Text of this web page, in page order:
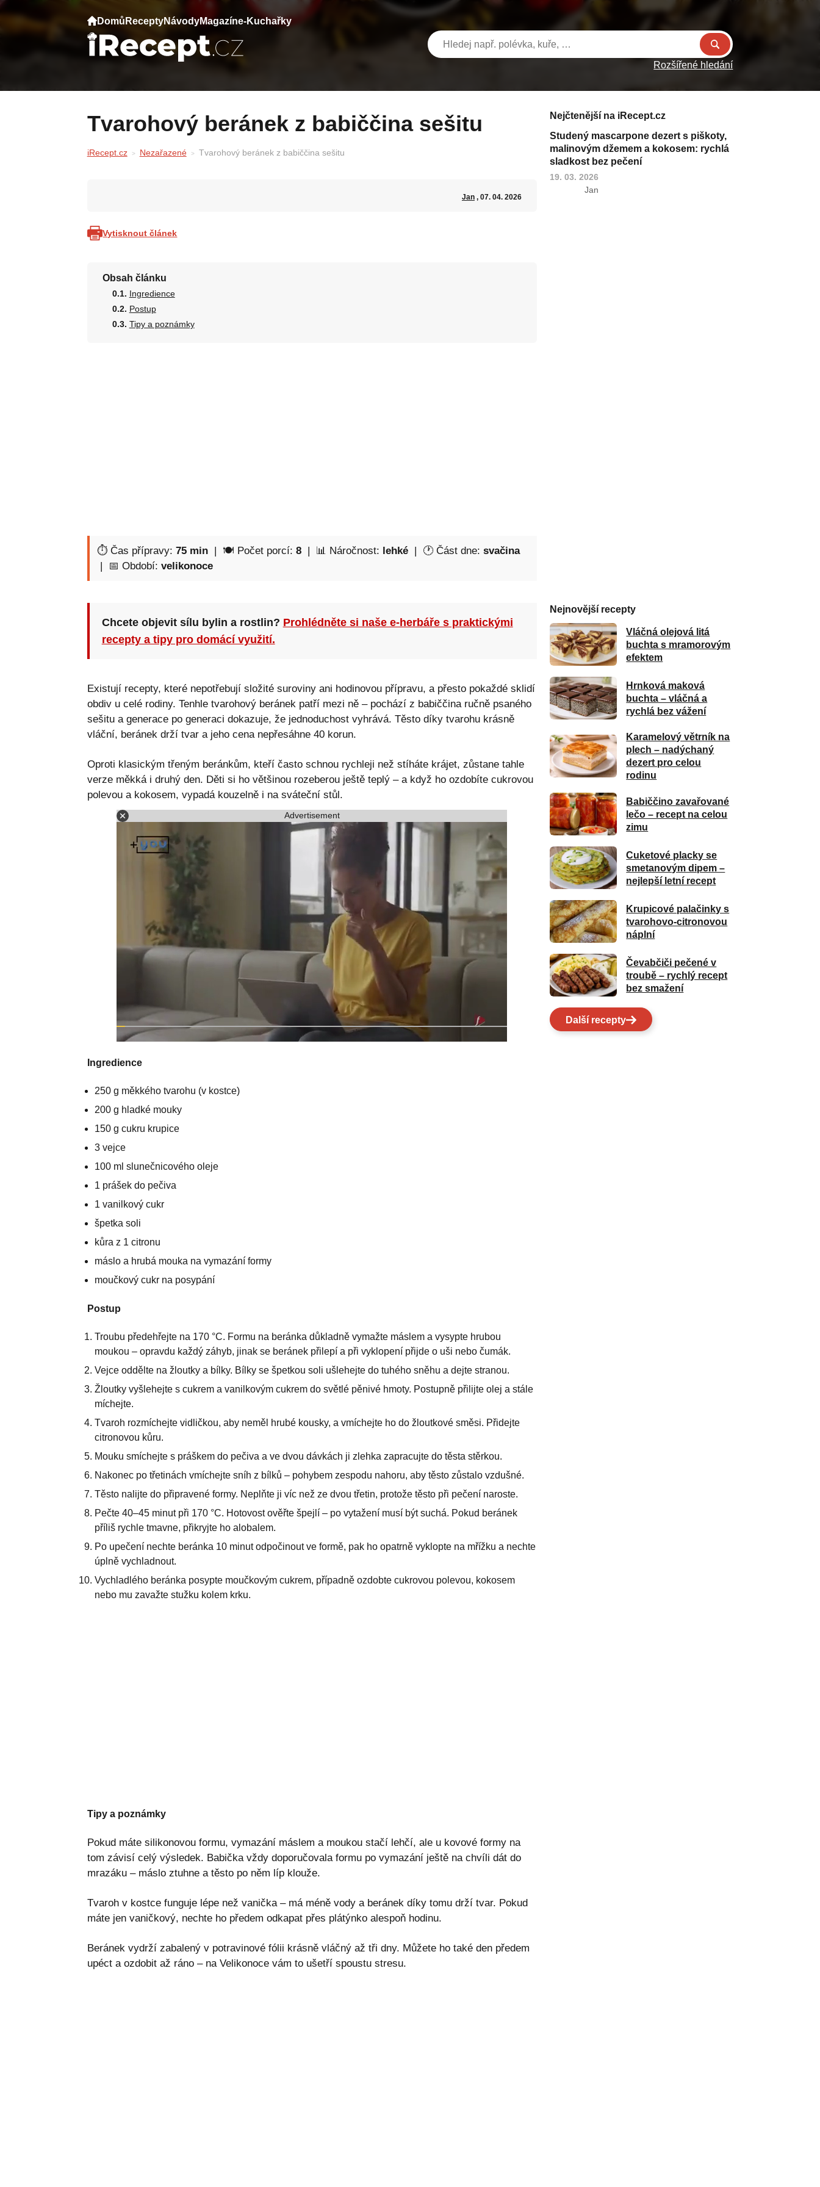
Domů ReceptyNávodyMagazíne-Kuchařky
Rozšířené hledání
Tvarohový beránek z babiččina sešitu
iRecept.cz Nezařazené Tvarohový beránek z babiččina sešitu
Jan, 07. 04. 2026
Vytisknout článek
Obsah článku
Ingredience
Postup
Tipy a poznámky
⏱ Čas přípravy: 75 min| 🍽 Počet porcí: 8| 📊 Náročnost: lehké| 🕐 Část dne: svačina
| 📅 Období: velikonoce
Chcete objevit sílu bylin a rostlin? Prohlédněte si naše e-herbáře s praktickými
recepty a tipy pro domácí využití.
Existují recepty, které nepotřebují složité suroviny ani hodinovou přípravu, a přesto pokaždé sklidí
obdiv u celé rodiny. Tenhle tvarohový beránek patří mezi ně – pochází z babiččina ručně psaného
sešitu a generace po generaci dokazuje, že jednoduchost vyhrává. Těsto díky tvarohu krásně
vláční, beránek drží tvar a jeho cena nepřesáhne 40 korun.
Oproti klasickým třeným beránkům, kteří často schnou rychleji než stíháte krájet, zůstane tahle
verze měkká i druhý den. Děti si ho většinou rozeberou ještě teplý – a když ho ozdobíte cukrovou
polevou a kokosem, vypadá kouzelně i na sváteční stůl.
Advertisement
Ingredience
250 g měkkého tvarohu (v kostce)
200 g hladké mouky
150 g cukru krupice
3 vejce
100 ml slunečnicového oleje
1 prášek do pečiva
1 vanilkový cukr
špetka soli
kůra z 1 citronu
máslo a hrubá mouka na vymazání formy
moučkový cukr na posypání
Postup
Troubu předehřejte na 170 °C. Formu na beránka důkladně vymažte máslem a vysypte hrubou
moukou – opravdu každý záhyb, jinak se beránek přilepí a při vyklopení přijde o uši nebo čumák.
Vejce oddělte na žloutky a bílky. Bílky se špetkou soli ušlehejte do tuhého sněhu a dejte stranou.
Žloutky vyšlehejte s cukrem a vanilkovým cukrem do světlé pěnivé hmoty. Postupně přilijte olej a stále
míchejte.
Tvaroh rozmíchejte vidličkou, aby neměl hrubé kousky, a vmíchejte ho do žloutkové směsi. Přidejte
citronovou kůru.
Mouku smíchejte s práškem do pečiva a ve dvou dávkách ji zlehka zapracujte do těsta stěrkou.
Nakonec po třetinách vmíchejte sníh z bílků – pohybem zespodu nahoru, aby těsto zůstalo vzdušné.
Těsto nalijte do připravené formy. Neplňte ji víc než ze dvou třetin, protože těsto při pečení naroste.
Pečte 40–45 minut při 170 °C. Hotovost ověřte špejlí – po vytažení musí být suchá. Pokud beránek
příliš rychle tmavne, přikryjte ho alobalem.
Po upečení nechte beránka 10 minut odpočinout ve formě, pak ho opatrně vyklopte na mřížku a nechte
úplně vychladnout.
Vychladlého beránka posypte moučkovým cukrem, případně ozdobte cukrovou polevou, kokosem
nebo mu zavažte stužku kolem krku.
Tipy a poznámky
Pokud máte silikonovou formu, vymazání máslem a moukou stačí lehčí, ale u kovové formy na
tom závisí celý výsledek. Babička vždy doporučovala formu po vymazání ještě na chvíli dát do
mrazáku – máslo ztuhne a těsto po něm líp klouže.
Tvaroh v kostce funguje lépe než vanička – má méně vody a beránek díky tomu drží tvar. Pokud
máte jen vaničkový, nechte ho předem odkapat přes plátýnko alespoň hodinu.
Beránek vydrží zabalený v potravinové fólii krásně vláčný až tři dny. Můžete ho také den předem
upéct a ozdobit až ráno – na Velikonoce vám to ušetří spoustu stresu.
Nejčtenější na iRecept.cz
Studený mascarpone dezert s piškoty,
malinovým džemem a kokosem: rychlá
sladkost bez pečení
19. 03. 2026
Jan
Nejnovější recepty
Vláčná olejová litá
buchta s mramorovým
efektem
Hrnková maková
buchta – vláčná a
rychlá bez vážení
Karamelový větrník na
plech – nadýchaný
dezert pro celou
rodinu
Babiččino zavařované
lečo – recept na celou
zimu
Cuketové placky se
smetanovým dipem –
nejlepší letní recept
Krupicové palačinky s
tvarohovo-citronovou
náplní
Čevabčiči pečené v
troubě – rychlý recept
bez smažení
Další recepty